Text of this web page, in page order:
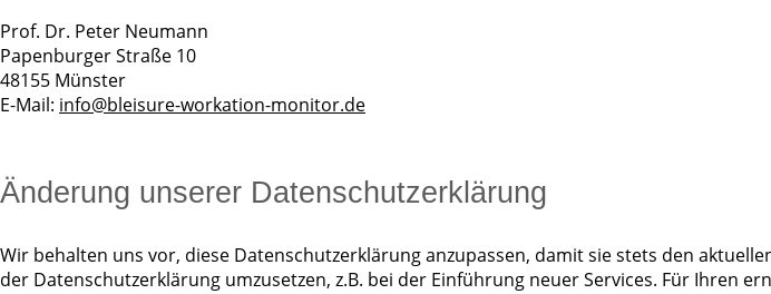
Prof. Dr. Peter Neumann
Papenburger Straße 10
48155 Münster
E-Mail: info@bleisure-workation-monitor.de
Änderung unserer Datenschutzerklärung
Wir behalten uns vor, diese Datenschutzerklärung anzupassen, damit sie stets den
der Datenschutzerklärung umzusetzen, z.B. bei der Einführung neuer Services. Für Ihren